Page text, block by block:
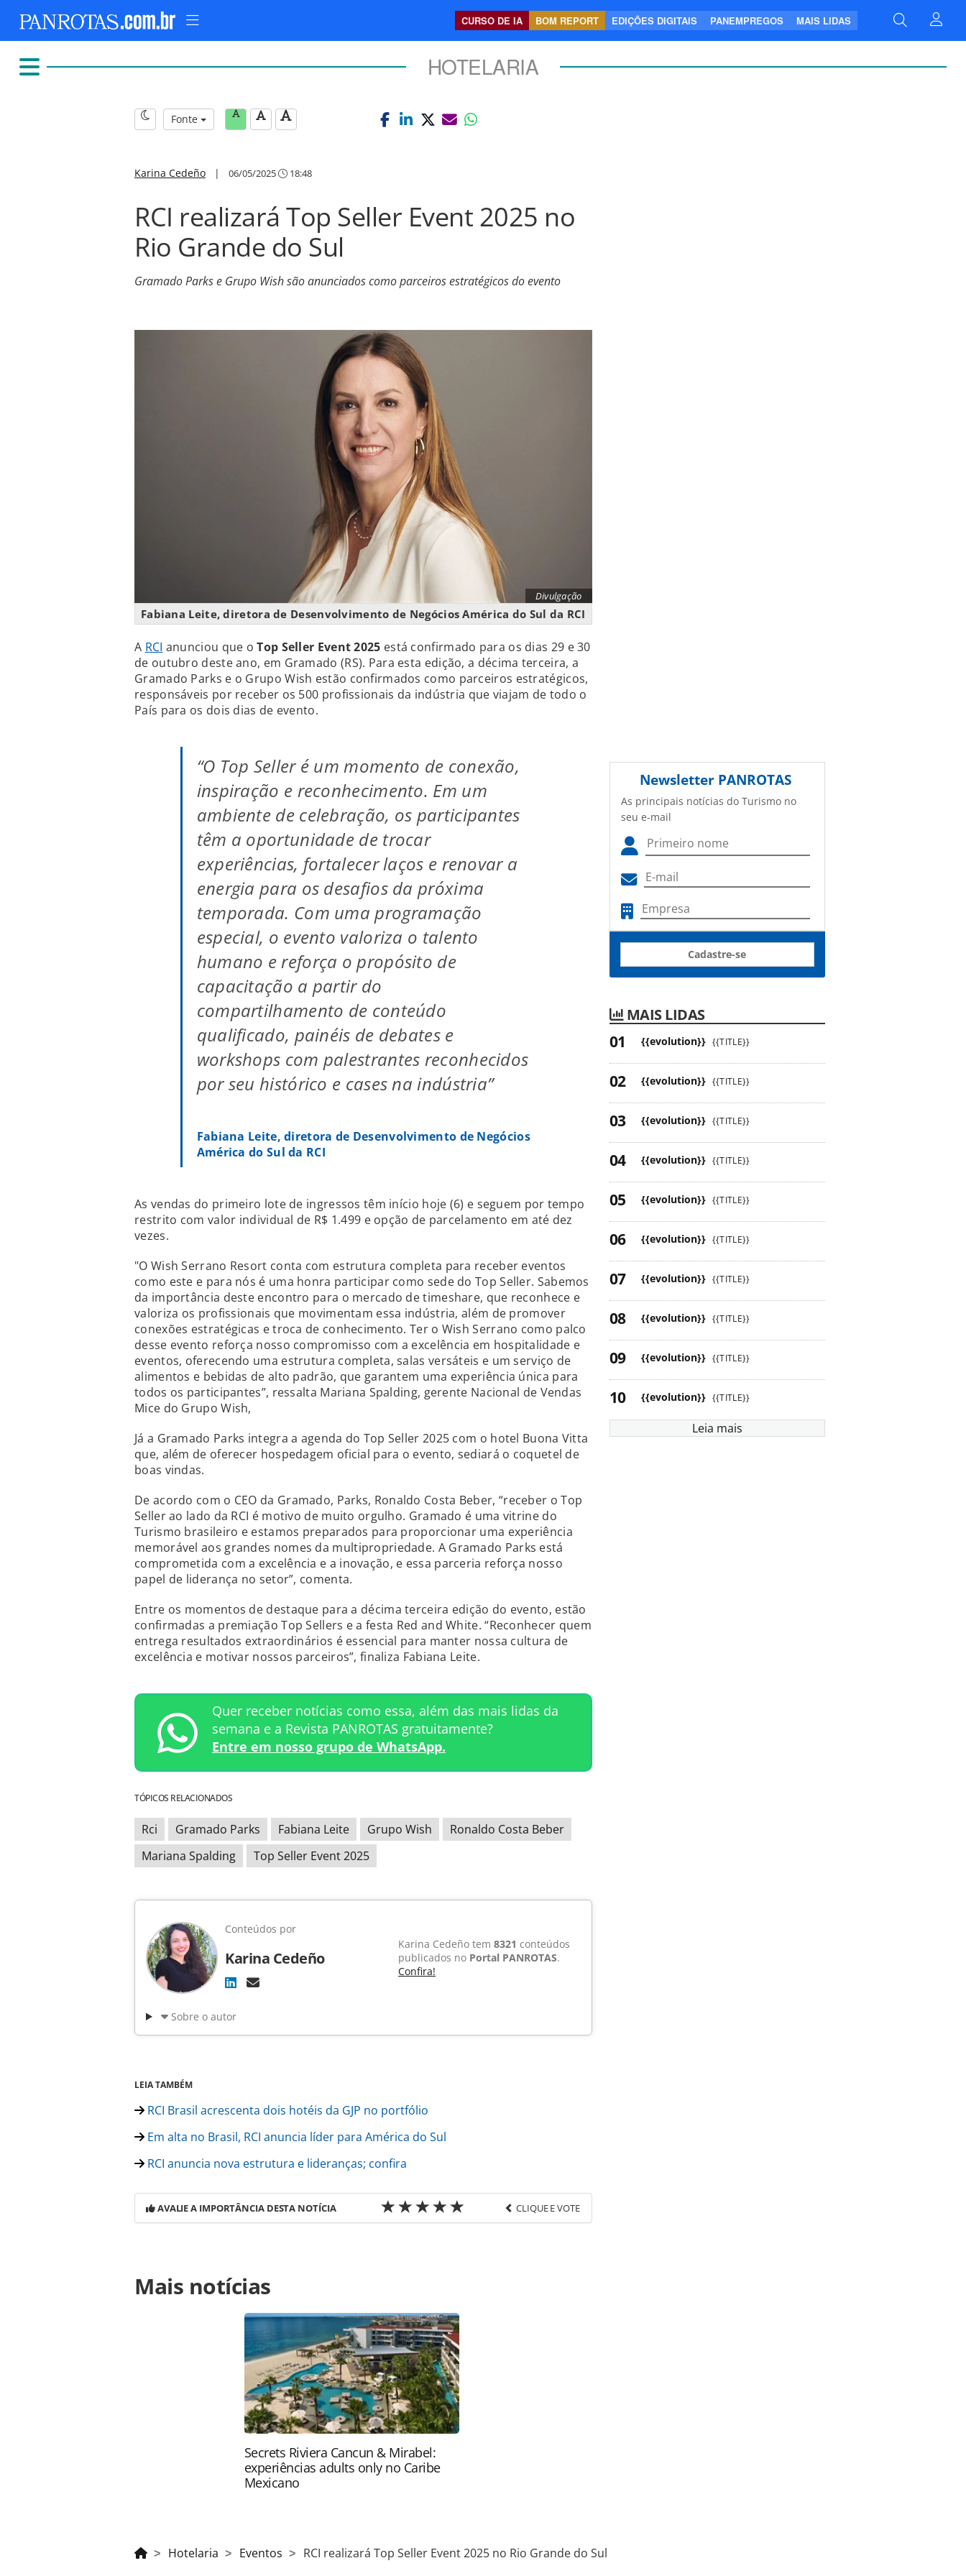
CURSO DE IA BOM REPORT EDIÇÕES DIGITAIS PANEMPREGOS MAIS LIDAS
HOTELARIA
Fonte
Karina Cedeño | 06/05/2025 18:48
RCI realizará Top Seller Event 2025 no
Rio Grande do Sul
Gramado Parks e Grupo Wish são anunciados como parceiros estratégicos do evento
Divulgação
Fabiana Leite, diretora de Desenvolvimento de Negócios América do Sul da RCI
A RCI anunciou que oTop Seller Event 2025 está confirmado para os dias 29 e 30
de outubro deste ano, em Gramado (RS). Para esta edição, a décima terceira, a
Gramado Parks e o Grupo Wish estão confirmados como parceiros estratégicos,
responsáveis por receber os 500 profissionais da indústria que viajam de todo o
País para os dois dias de evento.
“O Top Seller é um momento de conexão,
inspiração e reconhecimento. Em um
ambiente de celebração, os participantes
têm a oportunidade de trocar
experiências, fortalecer laços e renovar a
energia para os desafios da próxima
temporada. Com uma programação
especial, o evento valoriza o talento
humano e reforça o propósito de
capacitação a partir do
compartilhamento de conteúdo
qualificado, painéis de debates e
workshops com palestrantes reconhecidos
por seu histórico e cases na indústria”
Fabiana Leite, diretora de Desenvolvimento de Negócios
América do Sul da RCI
As vendas do primeiro lote de ingressos têm início hoje (6) e seguem por tempo
restrito com valor individual de R$ 1.499 e opção de parcelamento em até dez
vezes.
"O Wish Serrano Resort conta com estrutura completa para receber eventos
como este e para nós é uma honra participar como sede do Top Seller. Sabemos
da importância deste encontro para o mercado de timeshare, que reconhece e
valoriza os profissionais que movimentam essa indústria, além de promover
conexões estratégicas e troca de conhecimento. Ter o Wish Serrano como palco
desse evento reforça nosso compromisso com a excelência em hospitalidade e
eventos, oferecendo uma estrutura completa, salas versáteis e um serviço de
alimentos e bebidas de alto padrão, que garantem uma experiência única para
todos os participantes”, ressalta Mariana Spalding, gerente Nacional de Vendas
Mice do Grupo Wish,
Já a Gramado Parks integra a agenda do Top Seller 2025 com o hotel Buona Vitta
que, além de oferecer hospedagem oficial para o evento, sediará o coquetel de
boas vindas.
De acordo com o CEO da Gramado, Parks, Ronaldo Costa Beber, “receber o Top
Seller ao lado da RCI é motivo de muito orgulho. Gramado é uma vitrine do
Turismo brasileiro e estamos preparados para proporcionar uma experiência
memorável aos grandes nomes da multipropriedade. A Gramado Parks está
comprometida com a excelência e a inovação, e essa parceria reforça nosso
papel de liderança no setor”, comenta.
Entre os momentos de destaque para a décima terceira edição do evento, estão
confirmadas a premiação Top Sellers e a festa Red and White. “Reconhecer quem
entrega resultados extraordinários é essencial para manter nossa cultura de
excelência e motivar nossos parceiros”, finaliza Fabiana Leite.
Quer receber notícias como essa, além das mais lidas da
semana e a Revista PANROTAS gratuitamente?
Entre em nosso grupo de WhatsApp.
TÓPICOS RELACIONADOS
Rci Gramado Parks Fabiana Leite Grupo Wish
Ronaldo Costa Beber
Mariana Spalding
Top Seller Event 2025
Conteúdos por
Karina Cedeño
Karina Cedeño tem 8321 conteúdos
publicados no Portal PANROTAS.
Confira!
Sobre o autor
LEIA TAMBÉM
RCI Brasil acrescenta dois hotéis da GJP no portfólio
Em alta no Brasil, RCI anuncia líder para América do Sul
RCI anuncia nova estrutura e lideranças; confira
AVALIE A IMPORTÂNCIA DESTA NOTÍCIA CLIQUE E VOTE
https://www.panrotas.com.br/hotelaria/eventos/2025/05/rci-realizara-top-seller-event-
2025-no-rio-grande-do-sul_217102.html ou as ferramentas oferecidas na página. Todo o
conteúdo produzido pela PANROTAS Editora é protegido pela legislação brasileira sobre
direito autoral. Não reproduza o conteúdo sem autorização da PANROTAS Editora
(copyright@panrotas.com.br).
Mais notícias
Secrets Riviera Cancun & Mirabel:
experiências adults only no Caribe
Mexicano
Newsletter PANROTAS
As principais notícias do Turismo no
seu e-mail
Cadastre-se
MAIS LIDAS
{{evolution}} {{TITLE}}
{{evolution}} {{TITLE}}
{{evolution}} {{TITLE}}
{{evolution}} {{TITLE}}
{{evolution}} {{TITLE}}
{{evolution}} {{TITLE}}
{{evolution}} {{TITLE}}
{{evolution}} {{TITLE}}
{{evolution}} {{TITLE}}
{{evolution}} {{TITLE}}
Leia mais
Hotelaria Eventos RCI realizará Top Seller Event 2025 no Rio Grande do Sul